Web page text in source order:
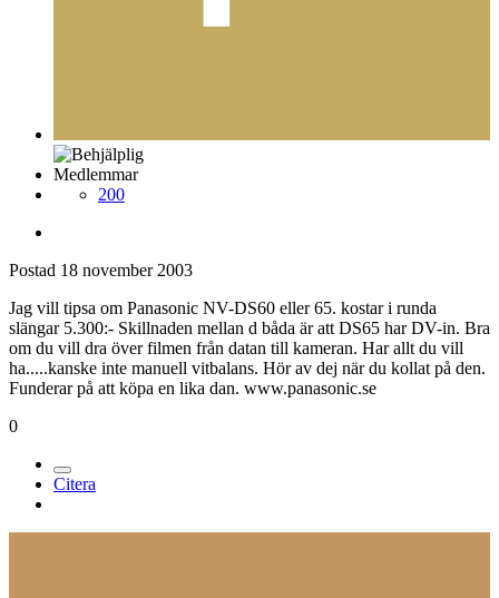
Medlemmar
200
Postad 18 november 2003
Jag vill tipsa om Panasonic NV-DS60 eller 65. kostar i runda
slängar 5.300:- Skillnaden mellan d båda är att DS65 har DV-in. Bra
om du vill dra över filmen från datan till kameran. Har allt du vill
ha.....kanske inte manuell vitbalans. Hör av dej när du kollat på den.
Funderar på att köpa en lika dan. www.panasonic.se
0
Citera